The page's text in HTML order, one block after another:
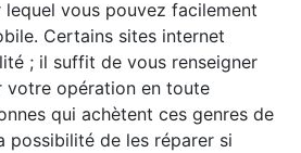
lequel vous pouvez facilement
Certains sites internet
; il suffit de vous renseigner
votre opération en toute
qui achètent ces genres de
possibilité de les réparer si